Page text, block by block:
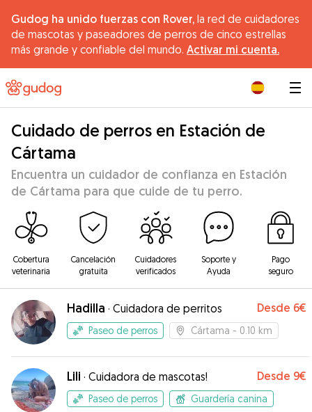
Gudog ha unido fuerzas con Rover, la red de cuidadores
de mascotas y paseadores de perros de cinco estrellas
más grande y confiable del mundo. Activar mi cuenta.
Cuidado de perros en Estación de
Cártama
Encuentra un cuidador de confianza en Estación
de Cártama para que cuide de tu perro.
Cobertura
veterinaria
Cancelación
gratuita
Cuidadores
verificados
Soporte y
Ayuda
Pago
seguro
Hadilla · Cuidadora de perritos Desde 6€
Paseo de perros Cártama - 0.10 km
Lili · Cuidadora de mascotas! Desde 9€
Paseo de perros
Guardería canina